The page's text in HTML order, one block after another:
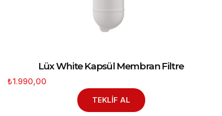
Lüx White Kapsül Membran Filtre
₺1.990,00
TEKLİF AL